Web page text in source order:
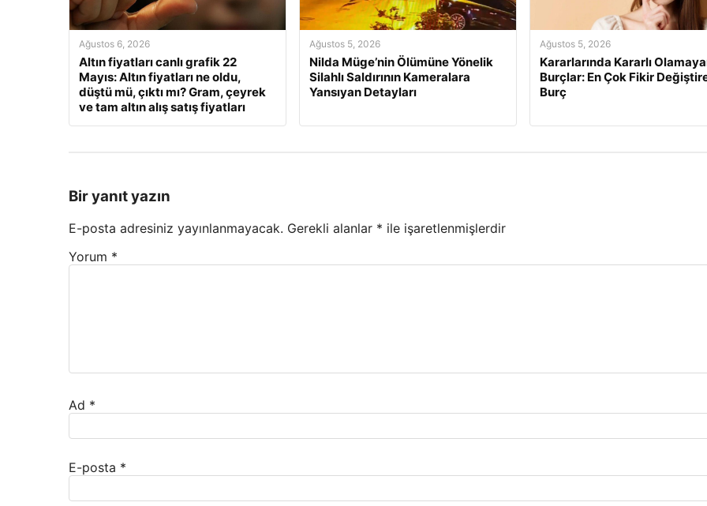
Ağustos 6, 2026
Altın fiyatları canlı grafik 22
Mayıs: Altın fiyatları ne oldu,
düştü mü, çıktı mı? Gram, çeyrek
ve tam altın alış satış fiyatları
Ağustos 5, 2026
Nilda Müge’nin Ölümüne Yönelik
Silahlı Saldırının Kameralara
Yansıyan Detayları
Ağustos 5, 2026
Kararlarında Kararlı
Burçlar: En Çok Fikir
Burç
Bir yanıt yazın
E-posta adresiniz yayınlanmayacak. Gerekli alanlar * ile işaretlenmişlerdir
Yorum *
Ad *
E-posta *